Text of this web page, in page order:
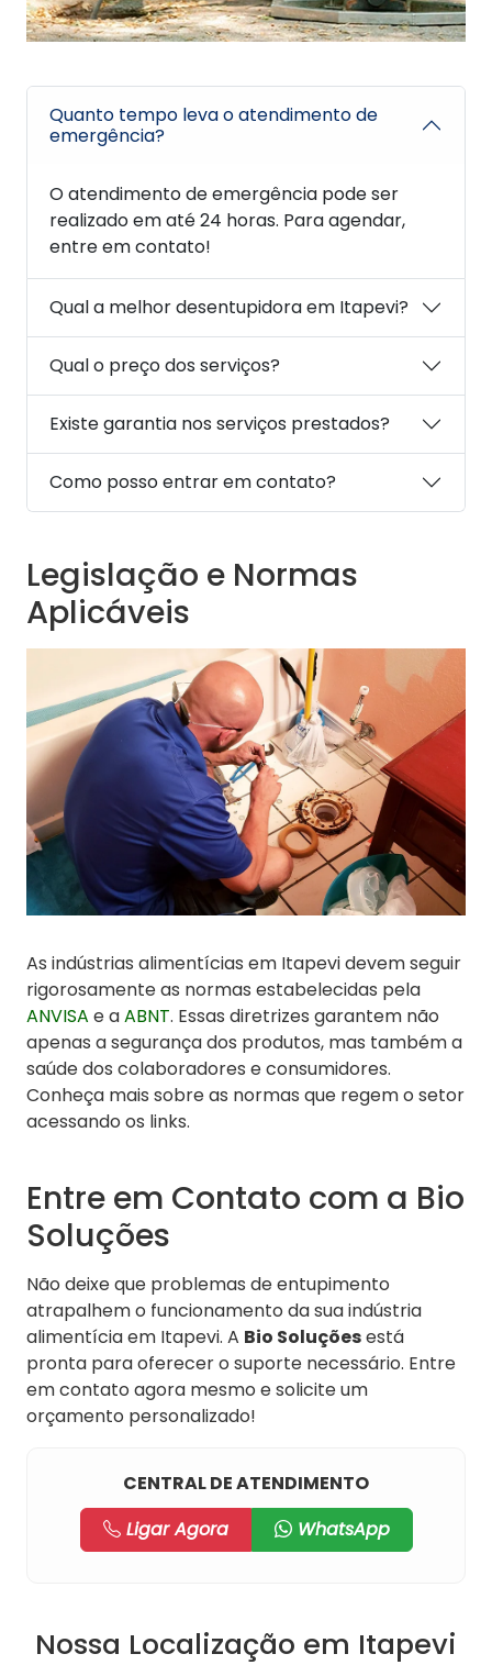
Quanto tempo leva o atendimento de
emergência?
O atendimento de emergência pode ser
realizado em até 24 horas. Para agendar,
entre em contato!
Qual a melhor desentupidora em Itapevi?
Qual o preço dos serviços?
Existe garantia nos serviços prestados?
Como posso entrar em contato?
Legislação e Normas
Aplicáveis
As indústrias alimentícias em Itapevi devem seguir
rigorosamente as normas estabelecidas pela
ANVISA e aABNT. Essas diretrizes garantem não
apenas a segurança dos produtos, mas também a
saúde dos colaboradores e consumidores.
Conheça mais sobre as normas que regem o setor
acessando os links.
Entre em Contato com a Bio
Soluções
Não deixe que problemas de entupimento
atrapalhem o funcionamento da sua indústria
alimentícia em Itapevi. A Bio Soluçõesestá
pronta para oferecer o suporte necessário. Entre
em contato agora mesmo e solicite um
orçamento personalizado!
CENTRAL DE ATENDIMENTO
Ligar Agora
WhatsApp
Nossa Localização em Itapevi